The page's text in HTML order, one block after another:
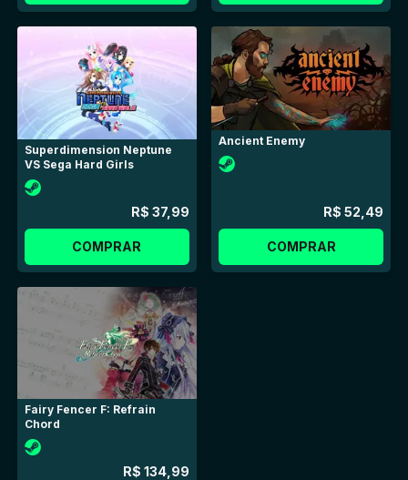
Superdimension Neptune
VS Sega Hard Girls
R$ 37,99
COMPRAR
Ancient Enemy
R$ 52,49
COMPRAR
Fairy Fencer F: Refrain
Chord
R$ 134,99